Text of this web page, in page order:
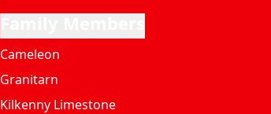
Cameleon
Granitarn
Kilkenny Limestone